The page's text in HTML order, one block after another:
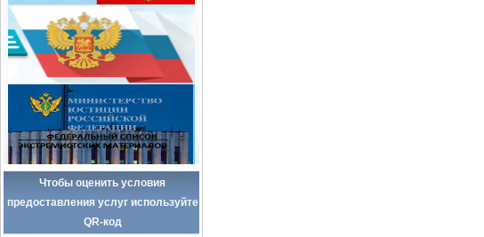
Чтобы оценить условия
предоставления услуг используйте
QR-код